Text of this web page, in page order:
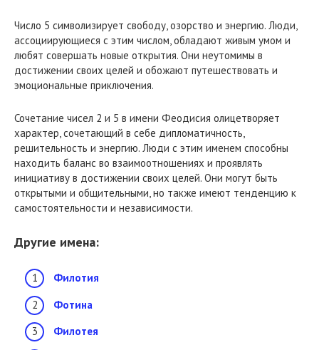
Число 5 символизирует свободу, озорство и энергию. Люди,
ассоциирующиеся с этим числом, обладают живым умом и
любят совершать новые открытия. Они неутомимы в
достижении своих целей и обожают путешествовать и
эмоциональные приключения.
Сочетание чисел 2 и 5 в имени Феодисия олицетворяет
характер, сочетающий в себе дипломатичность,
решительность и энергию. Люди с этим именем способны
находить баланс во взаимоотношениях и проявлять
инициативу в достижении своих целей. Они могут быть
открытыми и общительными, но также имеют тенденцию к
самостоятельности и независимости.
Другие имена:
Филотия
Фотина
Филотея